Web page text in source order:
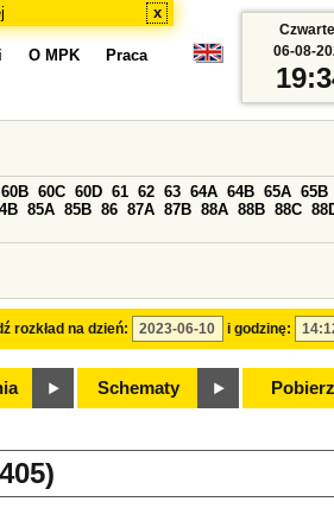
x
O MPK Praca
rozkład na dzień: i godzinę:
60B 60C 60D 61 62 63 64A 64B 65A 65B
85A 85B 86 87A 87B 88A 88B 88C
Schematy Pobierz
06-08-